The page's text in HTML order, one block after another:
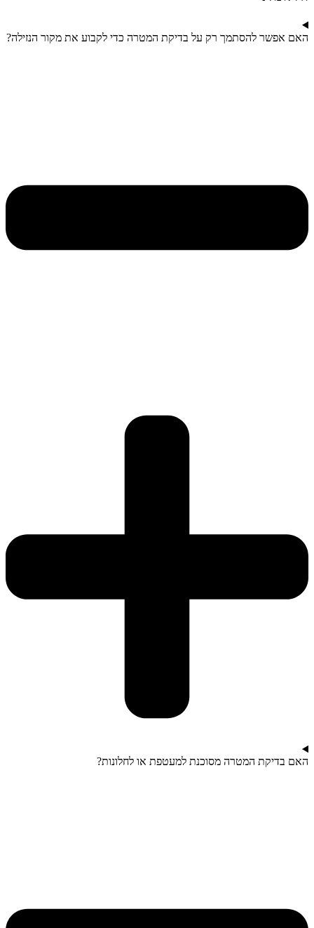
האם אפשר להסתמך רק על בדיקת המטרה כדי לקבוע את מקור הנזילה?
האם בדיקת המטרה מסוכנת למעטפת או לחלונות?